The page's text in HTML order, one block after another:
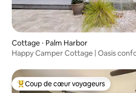
Cottage ⋅ Palm Harbor
Happy Camper Cottage | Oasis
Coups de cœur voyageurs les plus
Coup de cœur voyageurs